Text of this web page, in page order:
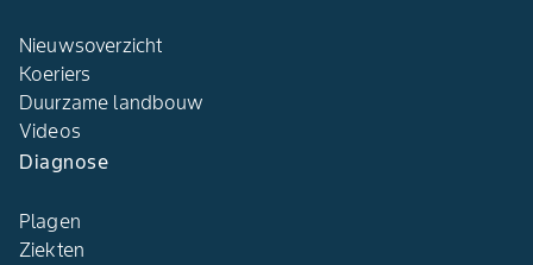
Nieuwsoverzicht
Koeriers
Duurzame landbouw
Videos
Diagnose
Plagen
Ziekten